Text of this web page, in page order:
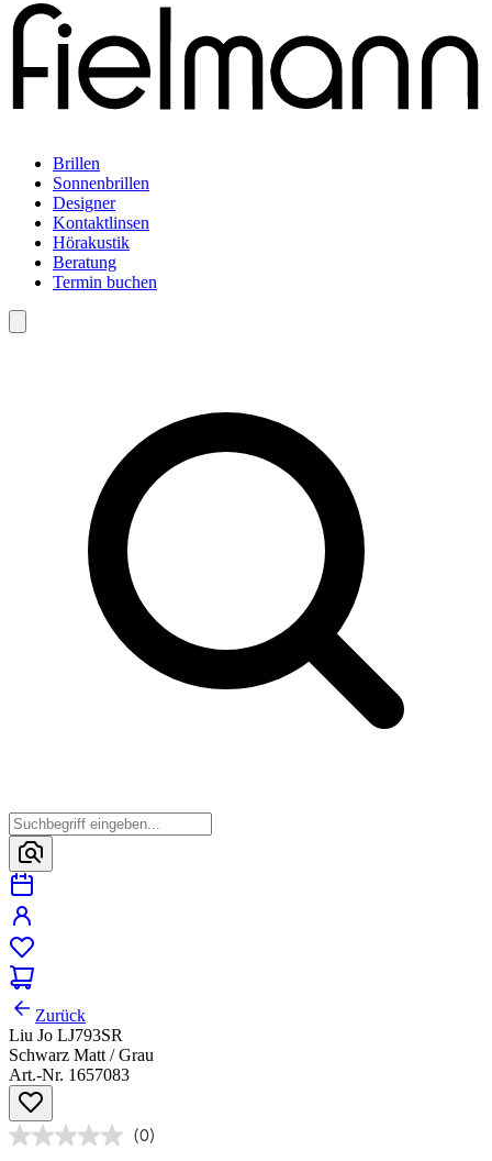
Brillen
Sonnenbrillen
Designer
Kontaktlinsen
Hörakustik
Beratung
Termin buchen
Zurück
Liu Jo LJ793SR
Schwarz Matt / Grau
Art.-Nr. 1657083
(0)